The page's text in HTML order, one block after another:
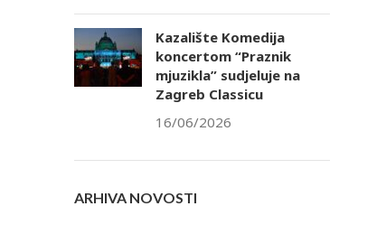
Kazalište Komedija
koncertom “Praznik
mjuzikla” sudjeluje na
Zagreb Classicu
16/06/2026
ARHIVA NOVOSTI